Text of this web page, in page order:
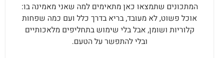
המתכונים שתמצאו כאן מתאימים למה שאני מאמינה בו:
אוכל פשוט, לא מעובד, בריא בדרך כלל ועם כמה שפחות
קלוריות ושומן, אבל בלי שימוש בתחליפים מלאכותיים
ובלי להתפשר על הטעם.